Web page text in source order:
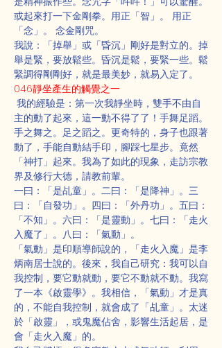
或起來打一下金剛拳。用正「智」。 用正
「念」。 念金剛咒。
我說：「掉舉」或「昏沉」剛好是對立的。掉
舉是緊，要放鬆些。昏沉是鬆，要緊一些。鬆
緊調得剛剛好，就是最美妙，就易入定了。
046靜坐產生的觸覺之一
我的經驗是：第一次我靜坐時，雙手不由自
主的動了起來，這一動不得了了！手舞足蹈。
手之舞之。足之蹈之。更奇特的，身子也跟著
動了，手能自動結手印，腳踩七星步。竟然
「神打」起來。我為了如此的現象，走訪宗教
界及修行大德，請教前輩。
一曰：「是乩童」。二曰：「是降神」。三
曰：「自發功」。四曰：「外丹功」。五曰：
「不知」。六曰：「是靈動」。七曰：「走火
入魔了」。八曰：「氣動」。
「氣動」是印順導師說的，「走火入魔」是李
炳南居士說的。後來，我自己研究：我可以自
我控制，要它動就動，要它不動就不動。我寫
了一本《啟靈學》。我相信，「氣動」才是真
的，不能自我控制，就會成了「乩童」。太迷
於「啟靈」，或鬼魔佔舍，影響生活起居，是
會「走火入魔」的。